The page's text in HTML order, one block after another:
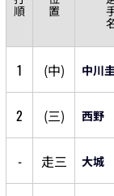
順 置
1 (中) 中川圭
2 (三) 西野
- 走三 大城